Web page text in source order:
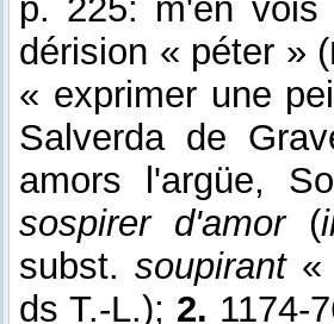
p. 225: m'en vois
dérision « péter » (
« exprimer une
Salverda de
amors l'argüe,
sospirer d'amor(
subst. soupirant«
ds T.-L.); 2. 1174-